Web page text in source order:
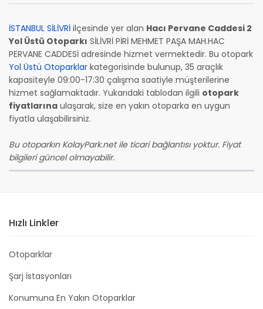
İSTANBUL SİLİVRİ ilçesinde yer alan Hacı Pervane Caddesi 2
Yol Üstü Otoparkı SİLİVRİ PİRİ MEHMET PAŞA MAH.HAC
PERVANE CADDESİ adresinde hizmet vermektedir. Bu otopark
Yol Üstü Otoparklar kategorisinde bulunup, 35 araçlık
kapasiteyle 09:00-17:30 çalışma saatiyle müşterilerine
hizmet sağlamaktadır. Yukarıdaki tablodan ilgili otopark
fiyatlarına ulaşarak, size en yakın otoparka en uygun
fiyatla ulaşabilirsiniz.
Bu otoparkın KolayPark.net ile ticari bağlantısı yoktur. Fiyat
bilgileri güncel olmayabilir.
Hızlı Linkler
Otoparklar
Şarj İstasyonları
Konumuna En Yakın Otoparklar